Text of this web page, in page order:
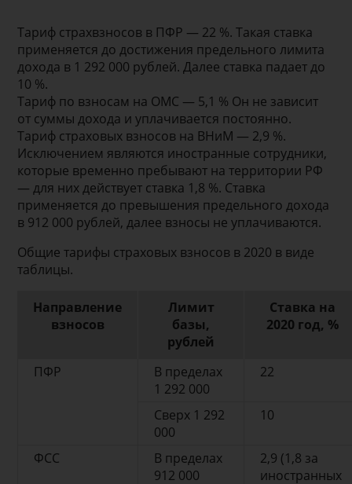
Тариф страхвзносов в ПФР — 22 %. Такая ставка
применяется до достижения предельного лимита
дохода в 1 292 000 рублей. Далее ставка падает до
10 %.
Тариф по взносам на ОМС — 5,1 % Он не зависит
от суммы дохода и уплачивается постоянно.
Тариф страховых взносов на ВНиМ — 2,9 %.
Исключением являются иностранные сотрудники,
которые временно пребывают на территории РФ
— для них действует ставка 1,8 %. Ставка
применяется до превышения предельного дохода
в 912 000 рублей, далее взносы не уплачиваются.
Общие тарифы страховых взносов в 2020 в виде
таблицы.
Направление
взносов
Лимит
базы,
рублей
Ставка на
2020 год, %
ПФР
В пределах
1 292 000
22
Сверх 1 292
000
10
ФСС
В пределах
912 000
2,9 (1,8 за
иностранных